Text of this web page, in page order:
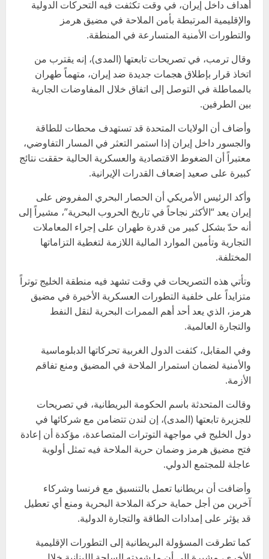
أهداف داخل إيران، في وقت تكثفت فيه التحركات الدولية
والإقليمية المرتبطة بأمن الملاحة في مضيق هرمز
والتطورات الأمنية المتسارعة في المنطقة.
وقال ترمب، في تصريحات تابعتها (المدى)، إنه يقترب من
اتخاذ قرار بإطلاق هجمات جديدة ضد إيران، متهماً طهران
بالمماطلة في التوصل إلى اتفاق خلال المفاوضات الجارية
بين الطرفين.
وأضاف أن الولايات المتحدة قد تستهدف محطات للطاقة
والجسور داخل إيران إذا استمر التعثر في المسار التفاوضي،
معتبراً أن الضغوط الاقتصادية والعسكرية الحالية حققت نتائج
كبيرة على صعيد إضعاف القدرات الإيرانية.
وأكد الرئيس الأمريكي أن الحصار البحري المفروض على
إيران يعد “الأكثر نجاحاً في تاريخ الحروب البحرية”، مشيراً إلى
أنه حدّ بشكل كبير من قدرة طهران على إجراء المعاملات
التجارية وتأمين الموارد المالية اللازمة لتغطية التزاماتها
المختلفة.
وتأتي هذه التصريحات في وقت تشهد فيه منطقة الخليج توتراً
متزايداً على خلفية التطورات العسكرية الأخيرة في مضيق
هرمز، الذي يعد أحد أهم الممرات البحرية لنقل النفط
والتجارة العالمية.
وفي المقابل، كثفت الدول الغربية تحركاتها الدبلوماسية
والأمنية لضمان استمرار الملاحة في المضيق ومنع تفاقم
الأزمة.
وقالت المتحدثة باسم الحكومة البريطانية، في تصريحات
للجزيرة تابعتها (المدى)، إن لندن تتضامن مع شركائها في
دول الخليج في مواجهة التوترات المتصاعدة، مؤكدة أن إعادة
فتح مضيق هرمز وضمان حرية الملاحة فيه تمثل أولوية
عاجلة للمجتمع الدولي.
وأضافت أن بريطانيا تعمل بالتنسيق مع فرنسا وشركاء
آخرين من أجل حماية حركة الملاحة البحرية ومنع أي تعطيل
قد يؤثر على إمدادات الطاقة والتجارة الدولية.
كما تطرقت المسؤولة البريطانية إلى التطورات الإقليمية